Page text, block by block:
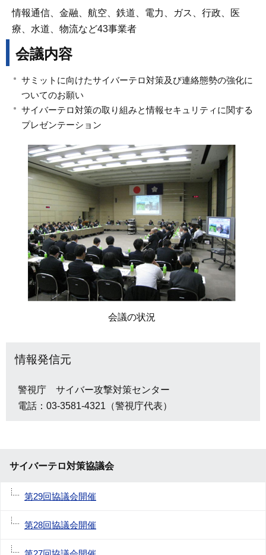
情報通信、金融、航空、鉄道、電力、ガス、行政、医
療、水道、物流など43事業者
会議内容
サミットに向けたサイバーテロ対策及び連絡態勢の強化に
ついてのお願い
サイバーテロ対策の取り組みと情報セキュリティに関する
プレゼンテーション
会議の状況
情報発信元
警視庁 サイバー攻撃対策センター
電話：03-3581-4321（警視庁代表）
サイバーテロ対策協議会
第29回協議会開催
第28回協議会開催